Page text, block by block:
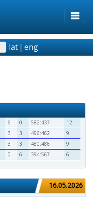
lat|eng
6 0 582:437
12
3 3 496:462
9
3 3 480:486
9
0 6 394:567 6
16.05.2026